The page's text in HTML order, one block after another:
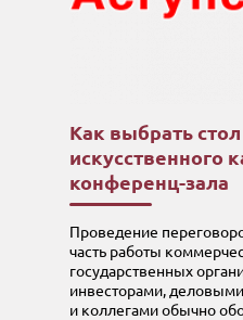
Как выбрать стол
искусственного
конференц-зала
Проведение
часть работы
государственных
инвесторами,
и коллегами обычно